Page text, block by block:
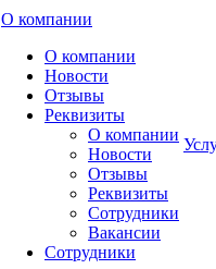
О компании
О компании
Новости
Отзывы
Реквизиты
О компании
Новости
Отзывы
Реквизиты
Сотрудники
Вакансии
Сотрудники